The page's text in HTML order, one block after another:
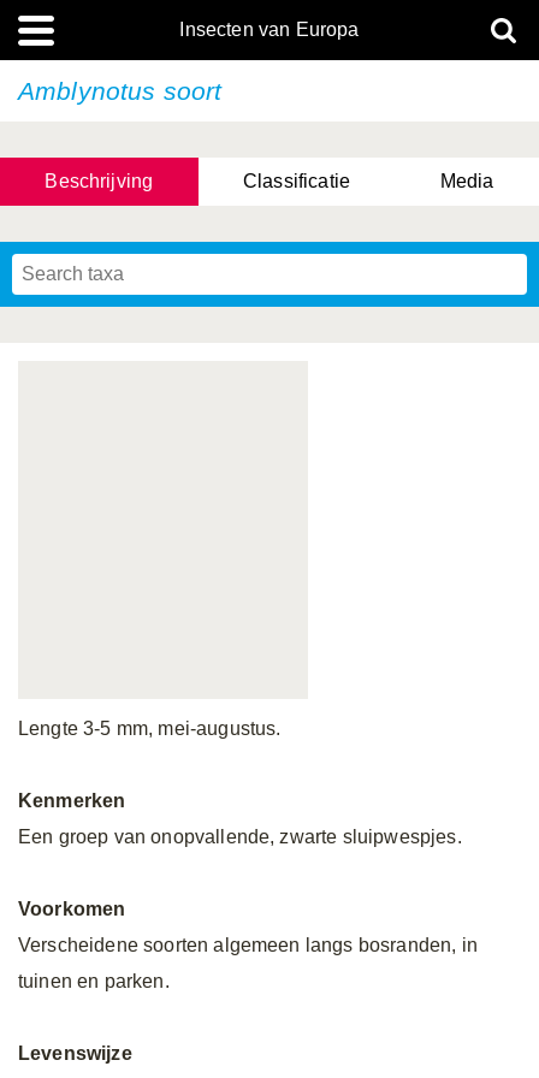
Insecten van Europa
Amblynotus soort
Beschrijving Classificatie Media
Lengte 3-5 mm, mei-augustus.
Kenmerken
Een groep van onopvallende, zwarte sluipwespjes.
Voorkomen
Verscheidene soorten algemeen langs bosranden, in
tuinen en parken.
Levenswijze